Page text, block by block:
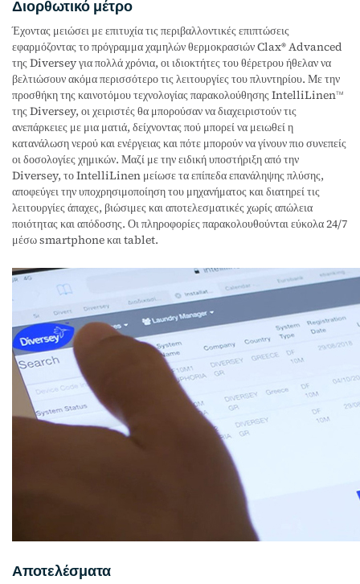
Διορθωτικό μέτρο
Έχοντας μειώσει με επιτυχία τις περιβαλλοντικές επιπτώσεις
εφαρμόζοντας το πρόγραμμα χαμηλών θερμοκρασιών Clax® Advanced
της Diversey για πολλά χρόνια, οι ιδιοκτήτες του θέρετρου ήθελαν να
βελτιώσουν ακόμα περισσότερο τις λειτουργίες του πλυντηρίου. Με την
προσθήκη της καινοτόμου τεχνολογίας παρακολούθησης IntelliLinenTM
της Diversey, οι χειριστές θα μπορούσαν να διαχειριστούν τις
ανεπάρκειες με μια ματιά, δείχνοντας πού μπορεί να μειωθεί η
κατανάλωση νερού και ενέργειας και πότε μπορούν να γίνουν πιο συνεπείς
οι δοσολογίες χημικών. Μαζί με την ειδική υποστήριξη από την
Diversey, το IntelliLinen μείωσε τα επίπεδα επανάληψης πλύσης,
αποφεύγει την υποχρησιμοποίηση του μηχανήματος και διατηρεί τις
λειτουργίες άπαχες, βιώσιμες και αποτελεσματικές χωρίς απώλεια
ποιότητας και απόδοσης. Οι πληροφορίες παρακολουθούνται εύκολα 24/7
μέσω smartphone και tablet.
Αποτελέσματα